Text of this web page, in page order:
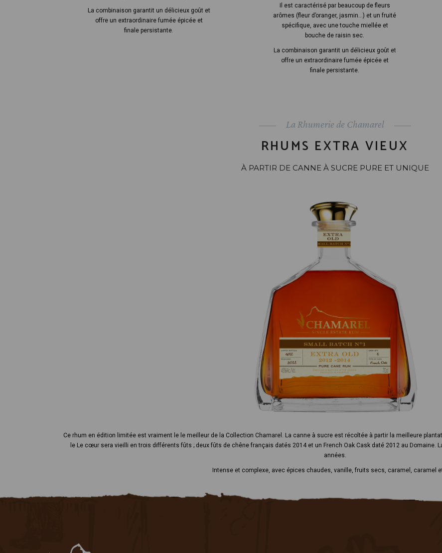
La combinaison garantit un délicieux goût et
offre un extraordinaire fumée épicée et
finale persistante.
Il est caractérisé par beaucoup de fleurs
arômes (fleur d’oranger, jasmin…) et un fruité
spécifique, avec une touche miellée et
bouche de raisin sec.
La combinaison garantit un délicieux goût et
offre un extraordinaire fumée épicée et
finale persistante.
La Rhumerie de Chamarel
RHUMS EXTRA VIEUX
À PARTIR DE CANNE À SUCRE PURE ET UNIQUE
Ce rhum en édition limitée est vraiment le le meilleur de la Collection Chamarel. La canne à sucre est récoltée à partir la meilleure
le Le cœur sera vieilli en trois différents fûts ; deux fûts de chêne français datés 2014 et un French Oak Cask daté 2012 au Domaine.
années.
Intense et complexe, avec épices chaudes, vanille, fruits secs, caramel, caramel